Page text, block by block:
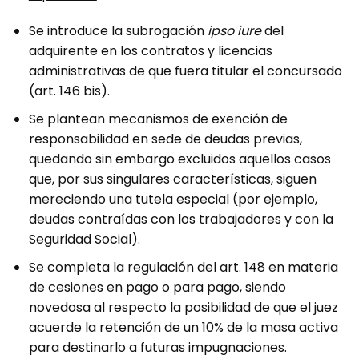
Se introduce la subrogación ipso iuredel
adquirente en los contratos y licencias
administrativas de que fuera titular el concursado
(art. 146 bis).
Se plantean mecanismos de exención de
responsabilidad en sede de deudas previas,
quedando sin embargo excluidos aquellos casos
que, por sus singulares características, siguen
mereciendo una tutela especial (por ejemplo,
deudas contraídas con los trabajadores y con la
Seguridad Social).
Se completa la regulación del art. 148 en materia
de cesiones en pago o para pago, siendo
novedosa al respecto la posibilidad de que el juez
acuerde la retención de un 10% de la masa activa
para destinarlo a futuras impugnaciones.